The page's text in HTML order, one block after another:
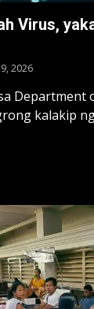
Virus,
2026
Department
kalakip